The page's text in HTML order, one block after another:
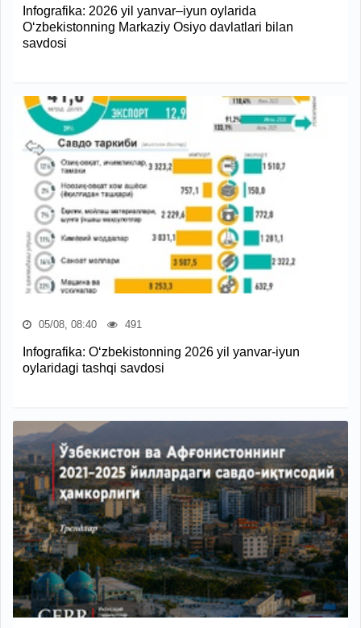
Infografika: 2026 yil yanvar–iyun oylarida
O‘zbekistonning Markaziy Osiyo davlatlari bilan
savdosi
05/08, 08:40 491
Infografika: O‘zbekistonning 2026 yil yanvar-iyun
oylaridagi tashqi savdosi